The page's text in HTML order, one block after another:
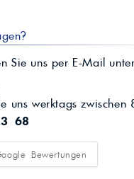
Sie uns per E-Mail
uns werktags
68
Bewertungen